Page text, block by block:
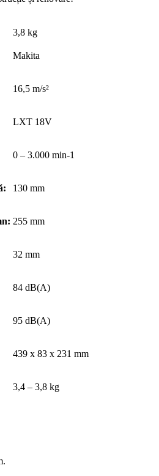
3,8 kg
Makita
16,5 m/s²
LXT 18V
0 – 3.000 min-1
130 mm
255 mm
32 mm
84 dB(A)
95 dB(A)
439 x 83 x 231 mm
3,4 – 3,8 kg